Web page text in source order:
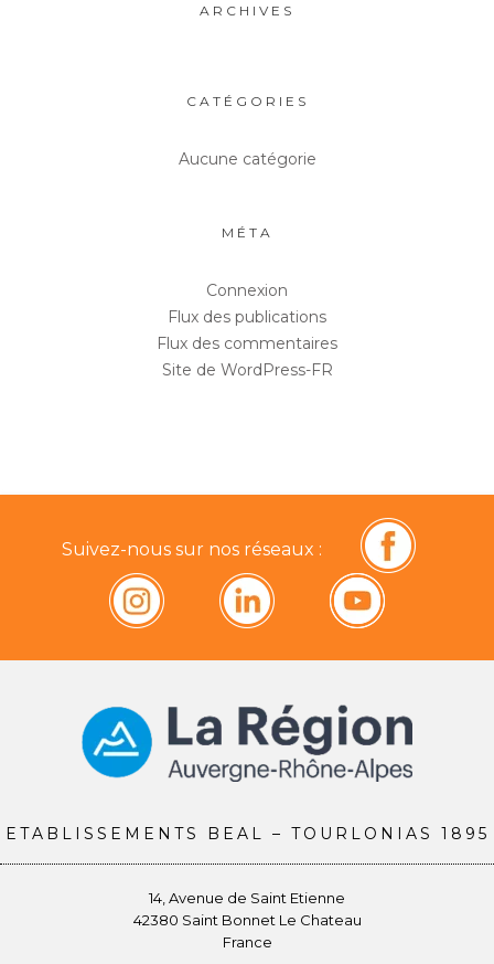
ARCHIVES
CATÉGORIES
Aucune catégorie
MÉTA
Connexion
Flux des publications
Flux des commentaires
Site de WordPress-FR
Suivez-nous sur nos réseaux :
ETABLISSEMENTS BEAL – TOURLONIAS 1895
14, Avenue de Saint Etienne
42380 Saint Bonnet Le Chateau
France